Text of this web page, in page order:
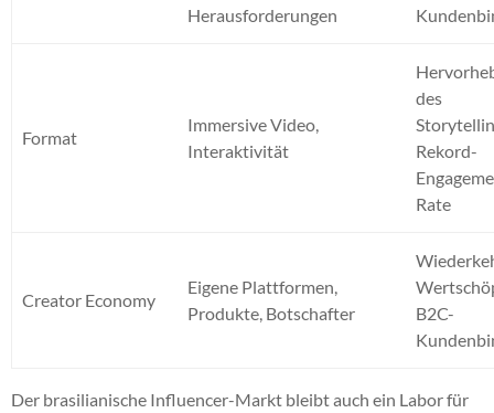
Herausforderungen
Format
Immersive Video,
Interaktivität
des
Rekord-
Rate
Creator Economy
Eigene Plattformen,
Produkte, Botschafter
B2C-
Der brasilianische Influencer-Markt bleibt auch ein Labor für